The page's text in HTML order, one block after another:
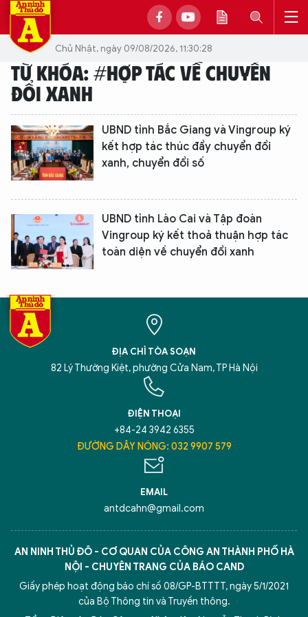
Chủ Nhật, ngày 09/08/2026, 11:30:28
TỪ KHÓA: #HỢP TÁC VỀ CHUYỂN
ĐỔI XANH
UBND tỉnh Bắc Giang và Vingroup ký
kết hợp tác thúc đẩy chuyển đổi
xanh, chuyển đổi số
UBND tỉnh Lào Cai và Tập đoàn
Vingroup ký kết thoả thuận hợp tác
toàn diện về chuyển đổi xanh
ĐỊA CHỈ TÒA SOẠN
82 Lý Thường Kiệt, phường Cửa Nam, TP Hà Nội
ĐIỆN THOẠI
+84-24 3942 6355
ĐƯỜNG DÂY NÓNG: 032 9907 579
EMAIL
antdcahn@gmail.com
AN NINH THỦ ĐÔ - CƠ QUAN CỦA CÔNG AN THÀNH PHỐ HÀ
NỘI - CHUYÊN TRANG CỦA BÁO CAND
Giấy phép hoạt động báo chí số 08/GP-BTTTT, ngày 5/1/2021
của Bộ Thông tin và Truyền thông.
TÔI LÀ CHATBOT CỦA
Hãy hỏi tôi bất kỳ điều gì bạn cần biết về
An Ninh Thủ Đô nhé. Tôi sẵn sàng hỗ trợ!